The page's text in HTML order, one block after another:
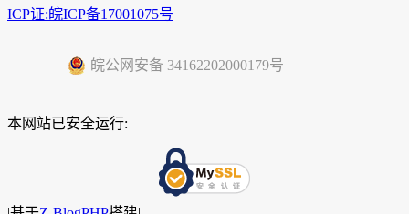
ICP证:皖ICP备17001075号
皖公网安备 34162202000179号
本网站已安全运行: